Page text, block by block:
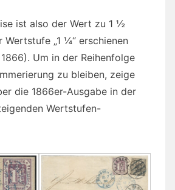
ist also der Wert zu 1 ½
Wertstufe „1 ¼“ erschienen
Um in der Reihenfolge
zu bleiben, zeige
die 1866er-Ausgabe in der
Wertstufen-